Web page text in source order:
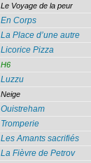
Le Voyage de la peur
En Corps
La Place d’une autre
Licorice Pizza
H6
Luzzu
Neige
Ouistreham
Tromperie
Les Amants sacrifiés
La Fièvre de Petrov